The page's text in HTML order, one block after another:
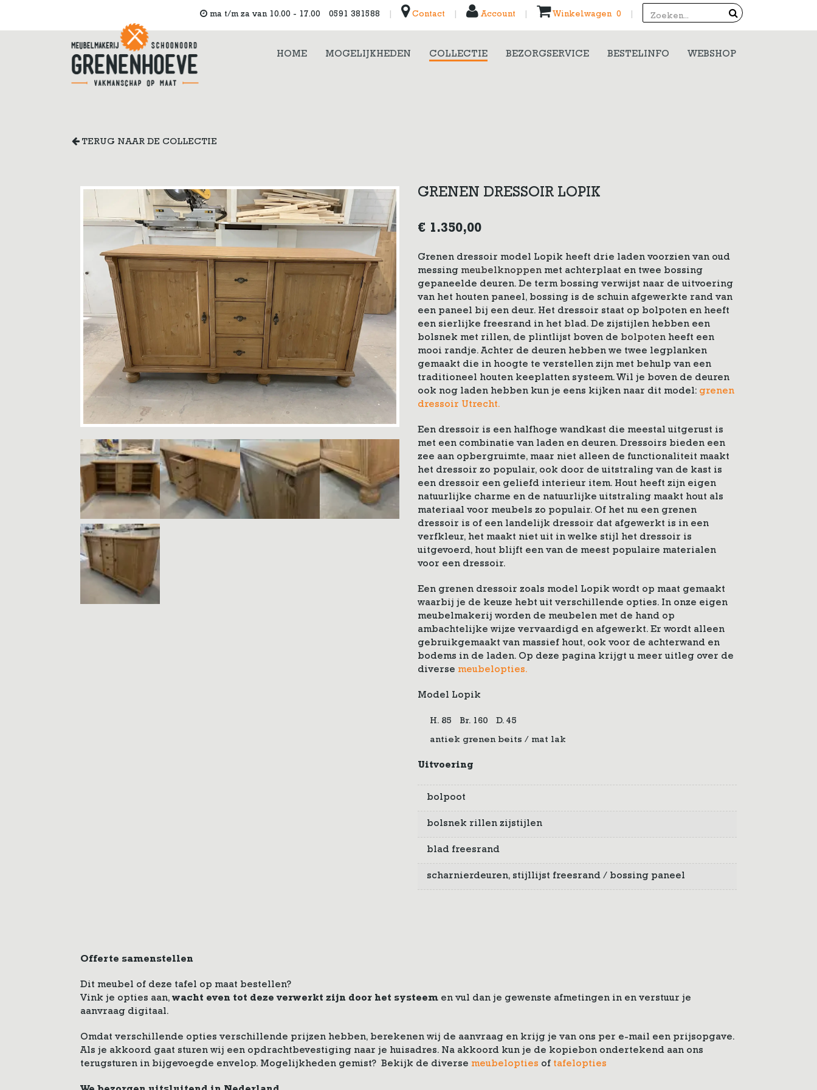
ma t/m za van 10.00 - 17.00 0591 381588 Contact Account Winkelwagen 0
HOME MOGELIJKHEDEN COLLECTIE BEZORGSERVICE BESTELINFO WEBSHOP
TERUG NAAR DE COLLECTIE
GRENEN DRESSOIR LOPIK
€ 1.350,00
Grenen dressoir model Lopik heeft drie laden voorzien van oud
messing meubelknoppen met achterplaat en twee bossing
gepaneelde deuren. De term bossing verwijst naar de uitvoering
van het houten paneel, bossing is de schuin afgewerkte rand van
een paneel bij een deur. Het dressoir staat op bolpoten en heeft
een sierlijke freesrand in het blad. De zijstijlen hebben een
bolsnek met rillen, de plintlijst boven de bolpoten heeft een
mooi randje. Achter de deuren hebben we twee legplanken
gemaakt die in hoogte te verstellen zijn met behulp van een
traditioneel houten keeplatten systeem. Wil je boven de deuren
ook nog laden hebben kun je eens kijken naar dit model: grenen
dressoir Utrecht.
Een dressoir is een halfhoge wandkast die meestal uitgerust is
met een combinatie van laden en deuren. Dressoirs bieden een
zee aan opbergruimte, maar niet alleen de functionaliteit maakt
het dressoir zo populair, ook door de uitstraling van de kast is
een dressoir een geliefd interieur item. Hout heeft zijn eigen
natuurlijke charme en de natuurlijke uitstraling maakt hout als
materiaal voor meubels zo populair. Of het nu een grenen
dressoir is of een landelijk dressoir dat afgewerkt is in een
verfkleur, het maakt niet uit in welke stijl het dressoir is
uitgevoerd, hout blijft een van de meest populaire materialen
voor een dressoir.
Een grenen dressoir zoals model Lopik wordt op maat gemaakt
waarbij je de keuze hebt uit verschillende opties. In onze eigen
meubelmakerij worden de meubelen met de hand op
ambachtelijke wijze vervaardigd en afgewerkt. Er wordt alleen
gebruikgemaakt van massief hout, ook voor de achterwand en
bodems in de laden. Op deze pagina krijgt u meer uitleg over de
diverse meubelopties.
Model Lopik
H. 85 Br. 160 D. 45
antiek grenen beits / mat lak
Uitvoering
bolpoot
bolsnek rillen zijstijlen
blad freesrand
scharnierdeuren, stijllijst freesrand / bossing paneel
Offerte samenstellen
Dit meubel of deze tafel op maat bestellen?
Vink je opties aan, wacht even tot deze verwerkt zijn door het systeem en vul dan je gewenste afmetingen in en verstuur je
aanvraag digitaal.
Omdat verschillende opties verschillende prijzen hebben, berekenen wij de aanvraag en krijg je van ons per e-mail een prijsopgave.
Als je akkoord gaat sturen wij een opdrachtbevestiging naar je huisadres. Na akkoord kun je de kopiebon ondertekend aan ons
terugsturen in bijgevoegde envelop. Mogelijkheden gemist? Bekijk de diverse meubelopties of tafelopties